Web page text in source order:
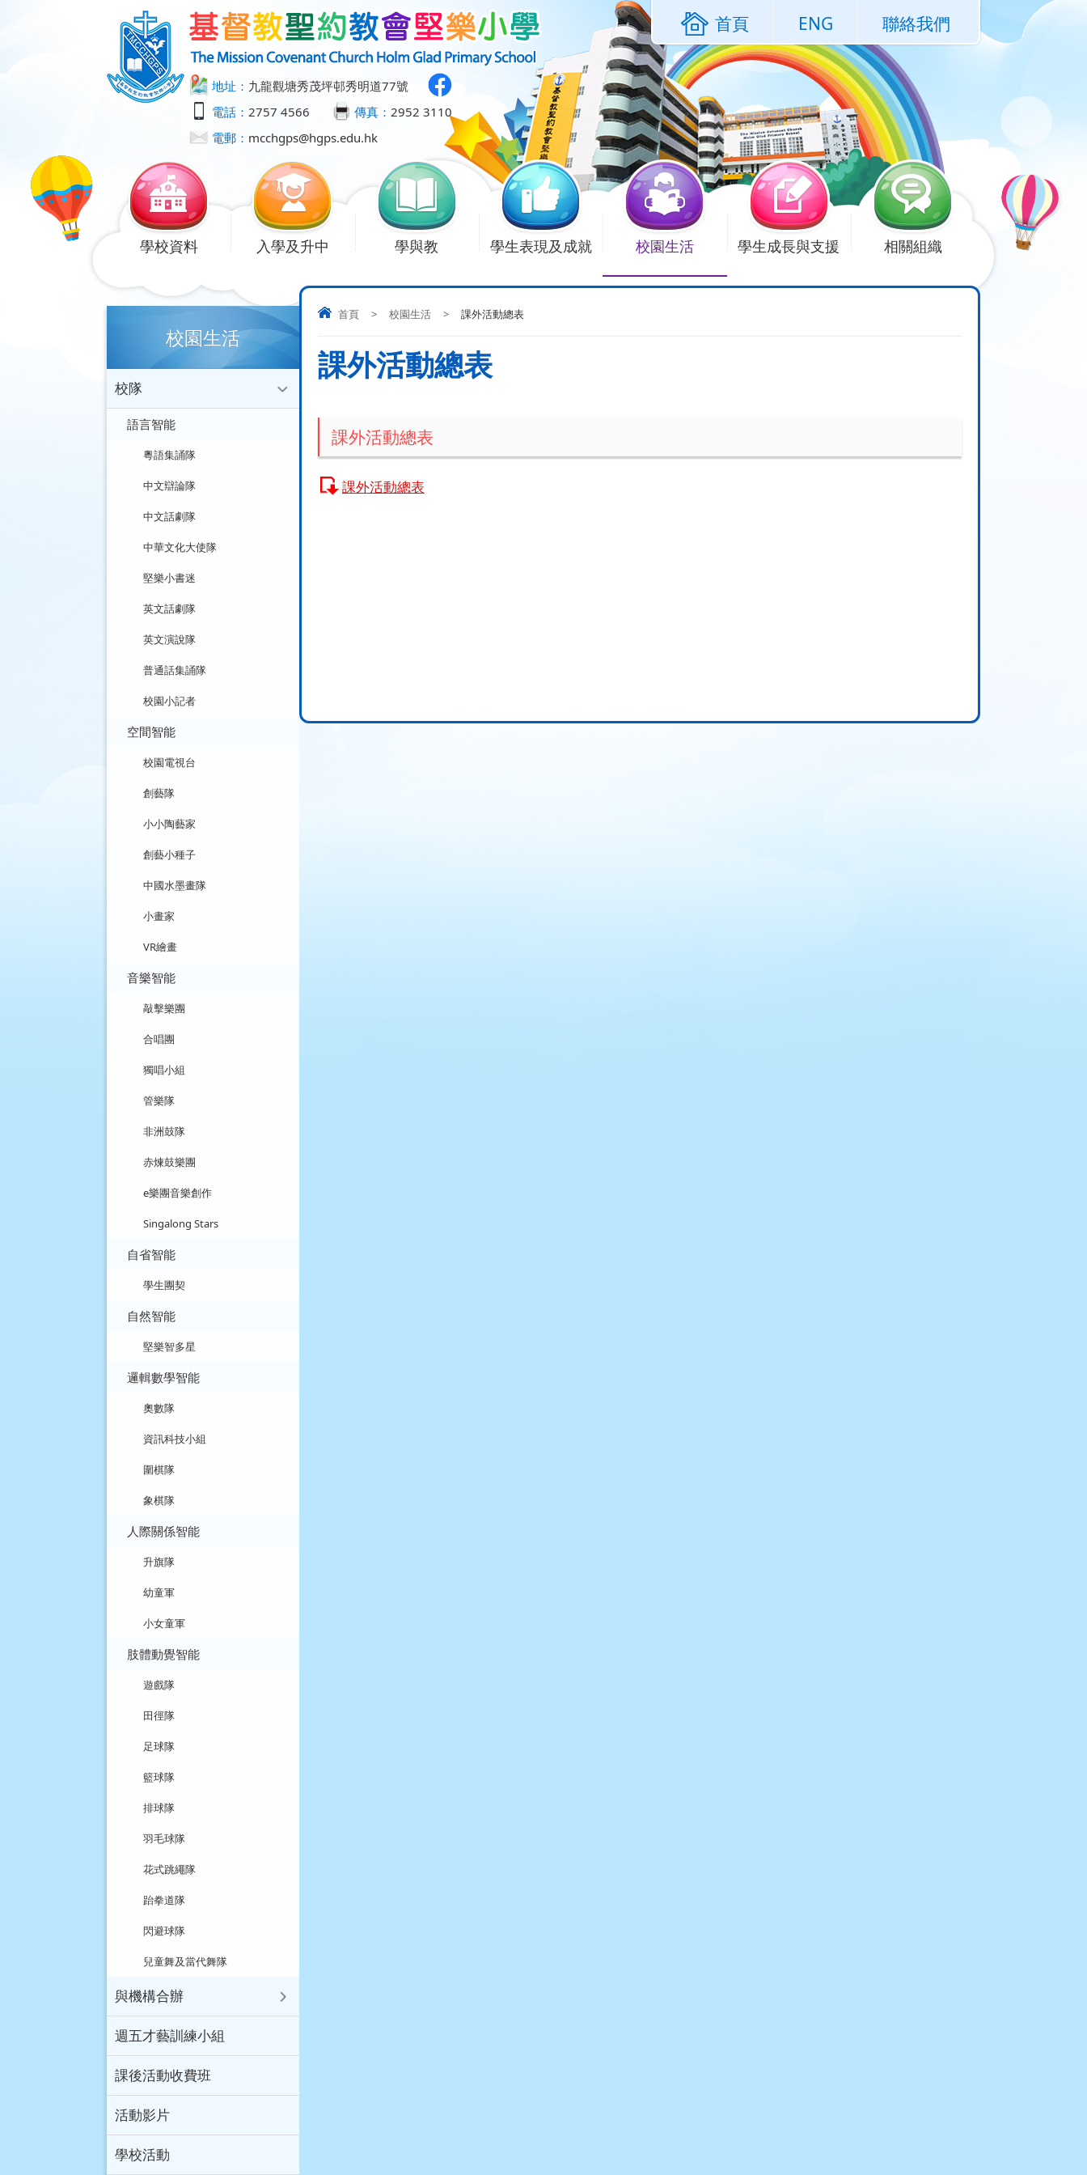
地址： 九龍觀塘秀茂坪邨秀明道77號
電話： 2757 4566 傳真： 2952 3110
電郵： mcchgps@hgps.edu.hk
首頁 ENG 聯絡我們
學校資料 入學及升中 學與教 學生表現及成就 校園生活 學生成長與支援 相關組織
首頁 > 校園生活 > 課外活動總表
課外活動總表
課外活動總表
課外活動總表
校園生活
校隊
語言智能
粵語集誦隊
中文辯論隊
中文話劇隊
中華文化大使隊
堅樂小書迷
英文話劇隊
英文演說隊
普通話集誦隊
校園小記者
空間智能
校園電視台
創藝隊
小小陶藝家
創藝小種子
中國水墨畫隊
小畫家
VR繪畫
音樂智能
敲擊樂團
合唱團
獨唱小組
管樂隊
非洲鼓隊
赤煉鼓樂團
e樂團音樂創作
Singalong Stars
自省智能
學生團契
自然智能
堅樂智多星
邏輯數學智能
奧數隊
資訊科技小組
圍棋隊
象棋隊
人際關係智能
升旗隊
幼童軍
小女童軍
肢體動覺智能
遊戲隊
田徑隊
足球隊
籃球隊
排球隊
羽毛球隊
花式跳繩隊
跆拳道隊
閃避球隊
兒童舞及當代舞隊
與機構合辦
週五才藝訓練小組
課後活動收費班
活動影片
學校活動